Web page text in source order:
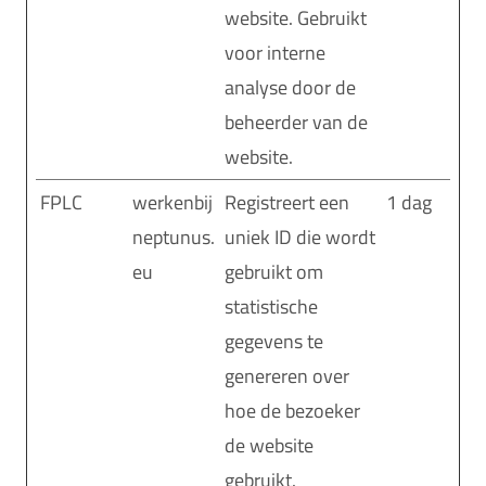
website. Gebruikt
voor interne
analyse door de
beheerder van de
website.
FPLC
werkenbij
neptunus.
eu
Registreert een
uniek ID die wordt
gebruikt om
statistische
gegevens te
genereren over
hoe de bezoeker
de website
gebruikt.
1 dag